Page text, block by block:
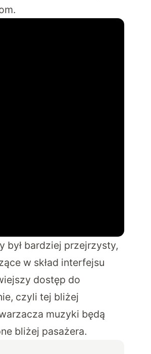
był bardziej przejrzysty,
w skład interfejsu
dostęp do
czyli tej bliżej
muzyki będą
bliżej pasażera.